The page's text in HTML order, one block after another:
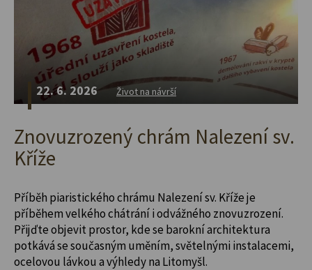
22. 6. 2026 Život na návrší
Znovuzrozený chrám Nalezení sv.
Kříže
Příběh piaristického chrámu Nalezení sv. Kříže je
příběhem velkého chátrání i odvážného znovuzrození.
Přijďte objevit prostor, kde se barokní architektura
potkává se současným uměním, světelnými instalacemi,
ocelovou lávkou a výhledy na Litomyšl.